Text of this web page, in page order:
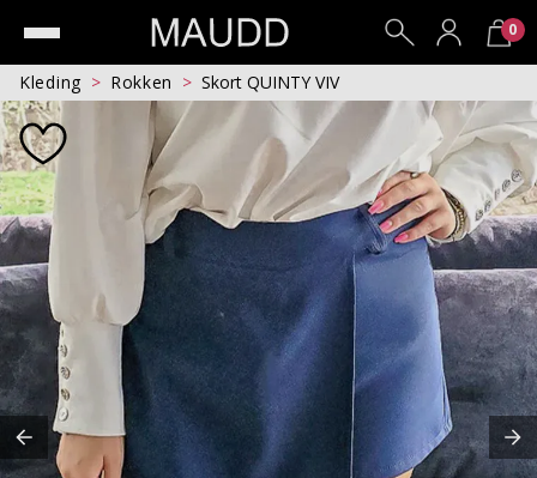
0
Kleding Rokken Skort QUINTY VIV